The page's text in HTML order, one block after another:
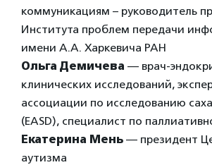
коммуникациям – руководитель
Института проблем передачи
имени А.А. Харкевича РАН
Ольга Демичева — врач-
клинических исследований,
ассоциации по исследованию
(EASD), специалист по
Екатерина Мень — президент
аутизма